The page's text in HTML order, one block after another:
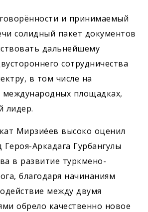
и принимаемый
солидный пакет документов
дальнейшему
сотрудничества
в том числе на
международных площадках,
лидер.
Мирзиёев высоко оценил
Аркадага Гурбангулы
в развитие туркмено-
благодаря начинаниям
между двумя
обрело качественно новое